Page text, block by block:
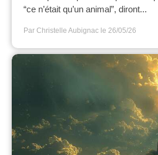
“ce n’était qu’un animal”, diront...
Par Christelle Aubignac le 26/05/26